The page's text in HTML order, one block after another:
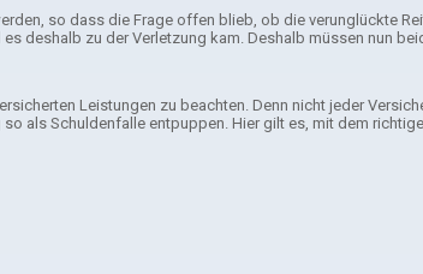
so dass die Frage offen blieb, ob die verunglückte
deshalb zu der Verletzung kam. Deshalb müssen nun
Leistungen zu beachten. Denn nicht jeder
als Schuldenfalle entpuppen. Hier gilt es, mit dem